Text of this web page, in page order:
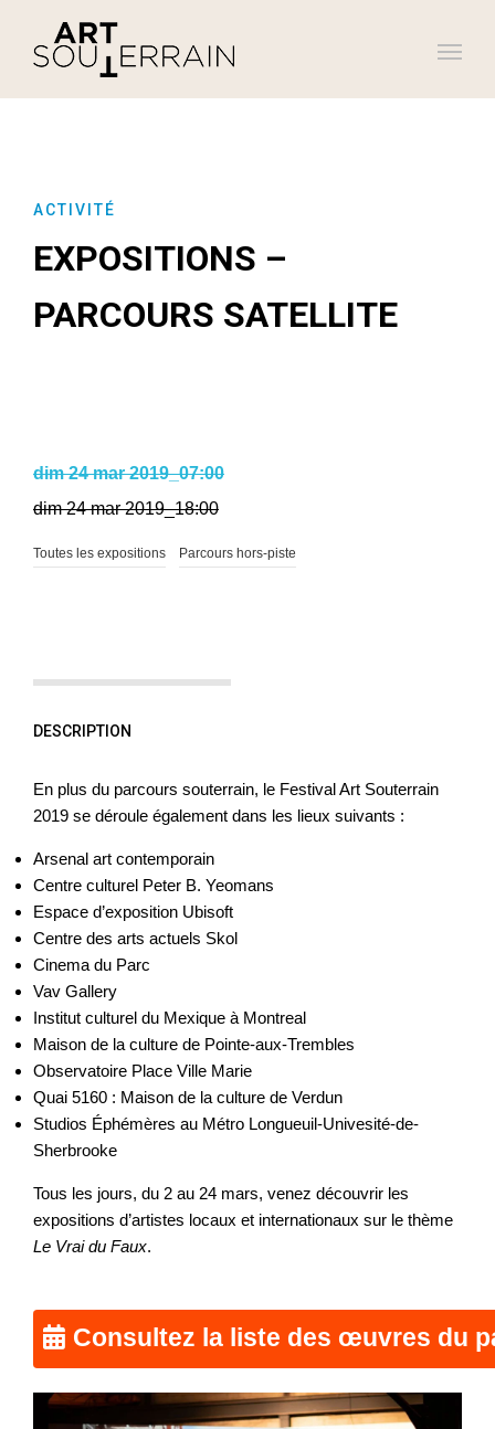
ACTIVITÉ
EXPOSITIONS –
PARCOURS SATELLITE
dim 24 mar 2019_07:00
dim 24 mar 2019_18:00
Toutes les expositions Parcours hors-piste
DESCRIPTION
En plus du parcours souterrain, le Festival Art Souterrain
2019 se déroule également dans les lieux suivants :
Arsenal art contemporain
Centre culturel Peter B. Yeomans
Espace d’exposition Ubisoft
Centre des arts actuels Skol
Cinema du Parc
Vav Gallery
Institut culturel du Mexique à Montreal
Maison de la culture de Pointe-aux-Trembles
Observatoire Place Ville Marie
Quai 5160 : Maison de la culture de Verdun
Studios Éphémères au Métro Longueuil-Univesité-de-
Sherbrooke
Tous les jours, du 2 au 24 mars, venez découvrir les
expositions d’artistes locaux et internationaux sur le thème
Le Vrai du Faux.
Consultez la liste des œuvres du